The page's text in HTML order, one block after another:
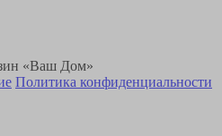
«Ваш Дом»
Политика конфиденциальности